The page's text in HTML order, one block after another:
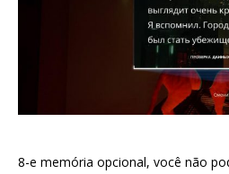
8-e memória opcional, você não